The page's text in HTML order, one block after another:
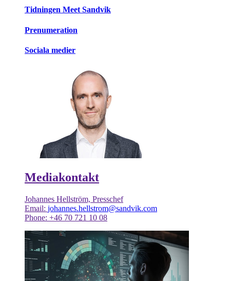
Tidningen Meet Sandvik
Prenumeration
Sociala medier
Mediakontakt
Johannes Hellström, Presschef
Email: johannes.hellstrom@sandvik.com
Phone: +46 70 721 10 08